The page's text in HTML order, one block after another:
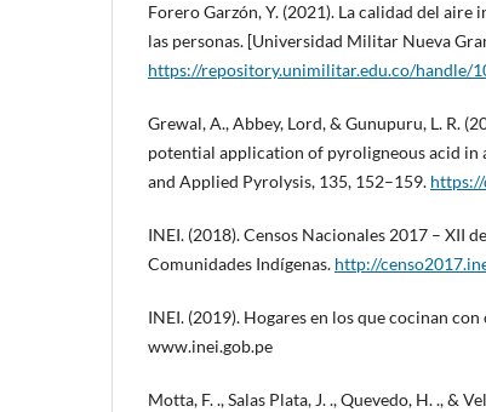
Forero Garzón, Y. (2021). La calidad del
las personas. [Universidad Militar Nueva
https://repository.unimilitar.edu.co/handle/
Grewal, A., Abbey, Lord, & Gunupuru, L. R.
potential application of pyroligneous acid
and Applied Pyrolysis, 135, 152–159.
INEI. (2018). Censos Nacionales 2017 – XII
Comunidades Indígenas. http://
INEI. (2019). Hogares en los que cocinan
www.inei.gob.pe
Motta, F. ., Salas Plata, J. ., Quevedo, H. ., &